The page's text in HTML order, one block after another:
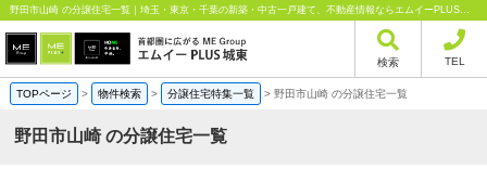
野田市山崎 の分譲住宅一覧｜埼玉・東京・千葉の新築・中古一戸建て、不動産情報ならエムイーPLUS城東にお任せください
検索 TEL
TOPページ > 物件検索 > 分譲住宅特集一覧 > 野田市山崎 の分譲住宅一覧
野田市山崎 の分譲住宅一覧